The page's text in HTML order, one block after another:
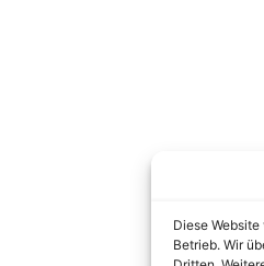
Diese
Betrieb. Wir